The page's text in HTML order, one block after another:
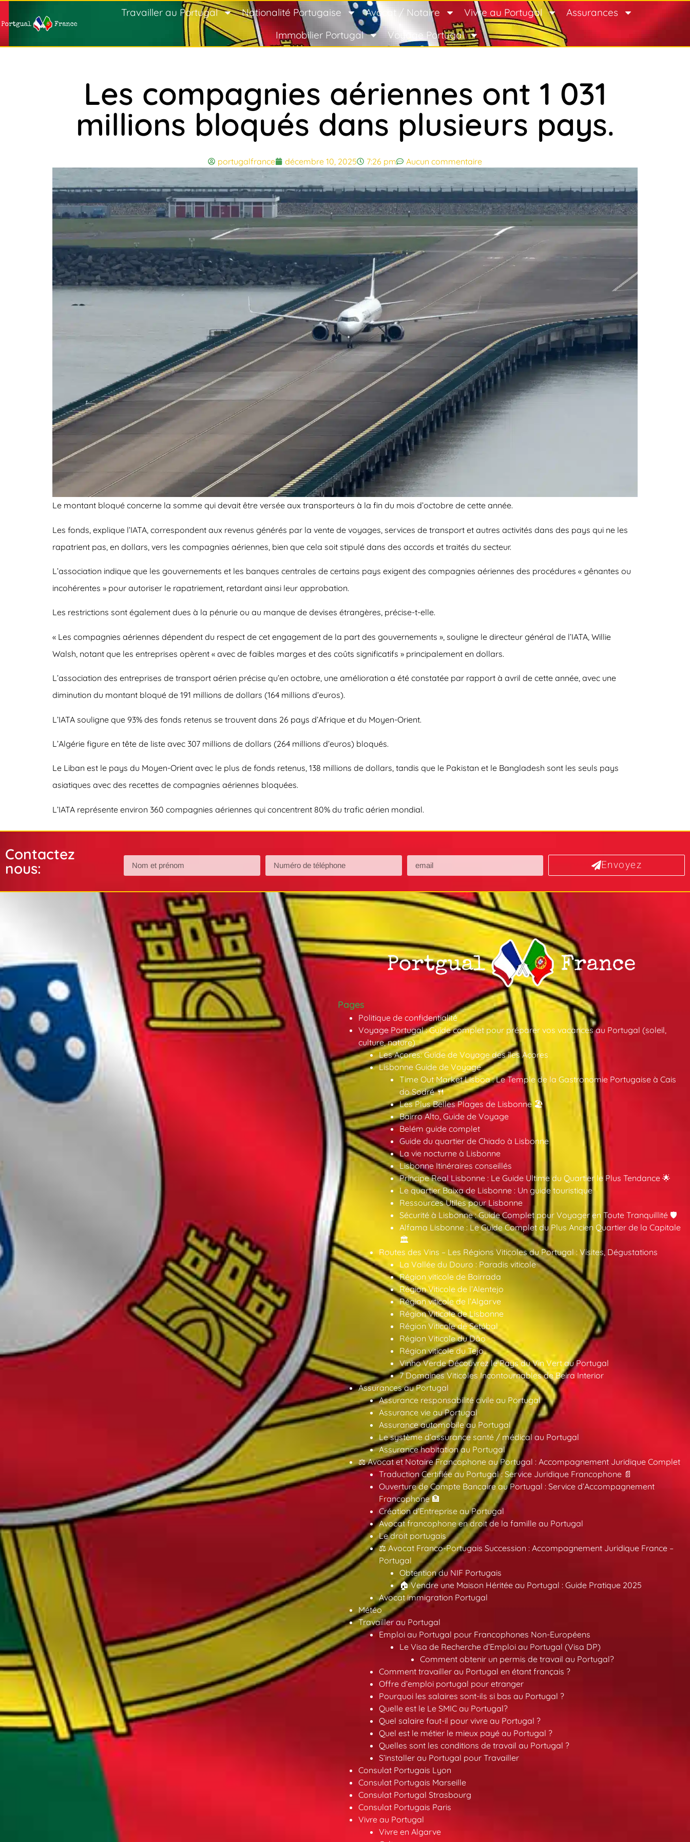
Travailler au Portugal Nationalité Portugaise Avocat / Notaire Vivre au Portugal
Assurances
Immobilier Portugal
Voyage Portugal
Les compagnies aériennes ont 1 031
millions bloqués dans plusieurs pays.
portugalfrance décembre 10, 2025 7:26 pm Aucun commentaire
Le montant bloqué concerne la somme qui devait être versée aux transporteurs à la fin du mois d’octobre de cette année.
Les fonds, explique l’IATA, correspondent aux revenus générés par la vente de voyages, services de transport et autres activités dans des pays qui ne les
rapatrient pas, en dollars, vers les compagnies aériennes, bien que cela soit stipulé dans des accords et traités du secteur.
L’association indique que les gouvernements et les banques centrales de certains pays exigent des compagnies aériennes des procédures « gênantes ou
incohérentes » pour autoriser le rapatriement, retardant ainsi leur approbation.
Les restrictions sont également dues à la pénurie ou au manque de devises étrangères, précise-t-elle.
« Les compagnies aériennes dépendent du respect de cet engagement de la part des gouvernements », souligne le directeur général de l’IATA, Willie
Walsh, notant que les entreprises opèrent « avec de faibles marges et des coûts significatifs » principalement en dollars.
L’association des entreprises de transport aérien précise qu’en octobre, une amélioration a été constatée par rapport à avril de cette année, avec une
diminution du montant bloqué de 191 millions de dollars (164 millions d’euros).
L’IATA souligne que 93% des fonds retenus se trouvent dans 26 pays d’Afrique et du Moyen-Orient.
L’Algérie figure en tête de liste avec 307 millions de dollars (264 millions d’euros) bloqués.
Le Liban est le pays du Moyen-Orient avec le plus de fonds retenus, 138 millions de dollars, tandis que le Pakistan et le Bangladesh sont les seuls pays
asiatiques avec des recettes de compagnies aériennes bloquées.
L’IATA représente environ 360 compagnies aériennes qui concentrent 80% du trafic aérien mondial.
Contactez
nous:
Envoyez
Pages
Politique de confidentialité
Voyage Portugal : Guide complet pour préparer vos vacances au Portugal (soleil,
culture, nature)
Les Açores: Guide de Voyage des îles Açores
Lisbonne Guide de Voyage
Time Out Market Lisboa : Le Temple de la Gastronomie Portugaise à Cais
do Sodré 🍴
Les Plus Belles Plages de Lisbonne 🏖️
Bairro Alto, Guide de Voyage
Belém guide complet
Guide du quartier de Chiado à Lisbonne
La vie nocturne à Lisbonne
Lisbonne Itinéraires conseillés
Príncipe Real Lisbonne : Le Guide Ultime du Quartier le Plus Tendance 🌟
Le quartier Baixa de Lisbonne : Un guide touristique
Ressources Utiles pour Lisbonne
Sécurité à Lisbonne : Guide Complet pour Voyager en Toute Tranquillité 🛡️
Alfama Lisbonne : Le Guide Complet du Plus Ancien Quartier de la Capitale
🏛️
Routes des Vins – Les Régions Viticoles du Portugal : Visites, Dégustations
La Vallée du Douro : Paradis viticole
Région viticole de Bairrada
Région Viticole de l’Alentejo
Région viticole de l’Algarve
Région Viticole de Lisbonne
Région Viticole de Setúbal
Région Viticole du Dão
Région viticole du Tejo
Vinho Verde Découvrez le Pays du Vin Vert au Portugal
7 Domaines Viticoles Incontournables de Beira Interior
Assurances au Portugal
Assurance responsabilité civile au Portugal
Assurance vie au Portugal
Assurance automobile au Portugal
Le système d’assurance santé / médical au Portugal
Assurance habitation au Portugal
⚖️ Avocat et Notaire Francophone au Portugal : Accompagnement Juridique Complet
Traduction Certifiée au Portugal : Service Juridique Francophone 📄
Ouverture de Compte Bancaire au Portugal : Service d’Accompagnement
Francophone 🏦
Création d’Entreprise au Portugal
Avocat francophone en droit de la famille au Portugal
Le droit portugais
⚖️ Avocat Franco-Portugais Succession : Accompagnement Juridique France –
Portugal
Obtention du NIF Portugais
🏠 Vendre une Maison Héritée au Portugal : Guide Pratique 2025
Avocat immigration Portugal
Météo
Travailler au Portugal
Emploi au Portugal pour Francophones Non-Européens
Le Visa de Recherche d’Emploi au Portugal (Visa DP)
Comment obtenir un permis de travail au Portugal?
Comment travailler au Portugal en étant français ?
Offre d’emploi portugal pour etranger
Pourquoi les salaires sont-ils si bas au Portugal ?
Quelle est le Le SMIC au Portugal?
Quel salaire faut-il pour vivre au Portugal ?
Quel est le métier le mieux payé au Portugal ?
Quelles sont les conditions de travail au Portugal ?
S’installer au Portugal pour Travailler
Consulat Portugais Lyon
Consulat Portugais Marseille
Consulat Portugal Strasbourg
Consulat Portugais Paris
Vivre au Portugal
Vivre en Algarve